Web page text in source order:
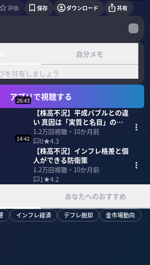
評価 保存 ダウンロード 共有
自分メモ
を共有しましょう
アプリで視聴する
26:43
【株高不況】平成バブルとの違
い 真因は「実質と名目」の乖
離
1.2万回視聴・ 10か月前
0
4.3
14:42
【株高不況】インフレ格差と個
人ができる防衛策
1.2万回視聴・ 10か月前
1
4.2
あなたへのおすすめ
インフレ経済 デフレ脱却 金市場動向